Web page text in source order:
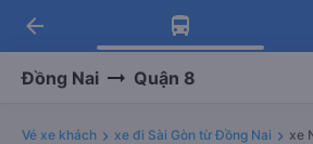
Tải app Vexere ngay!
Nhận ưu đãi thành viên độc
Tải app Vexere
-30k/ghế khi đặt vé máy
arrow_back
Đồng Nai Quận 8
Vé xe khách xe đi Sài Gòn từ Đồng Nai
xe